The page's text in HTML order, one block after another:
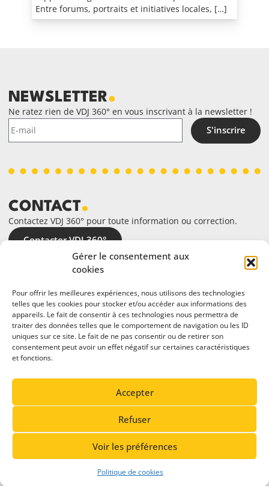
Gérer le consentement aux
cookies
Pour offrir les meilleures expériences, nous utilisons des technologies
telles que les cookies pour stocker et/ou accéder aux informations des
appareils. Le fait de consentir à ces technologies nous permettra de
traiter des données telles que le comportement de navigation ou les ID
uniques sur ce site. Le fait de ne pas consentir ou de retirer son
consentement peut avoir un effet négatif sur certaines caractéristiques
et fonctions.
Accepter
Refuser
Voir les préférences
Politique de cookies
Entre forums, portraits et initiatives locales, […]
NEWSLETTER
Ne ratez rien de VDJ 360° en vous inscrivant à la newsletter !
S'inscrire
CONTACT
Contactez VDJ 360° pour toute information ou correction.
Contacter VDJ 360°
En partenariat avec
Conception du site: Cavin Baudat